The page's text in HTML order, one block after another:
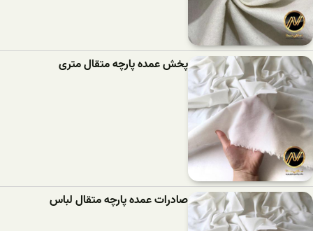
پخش عمده پارچه متقال متری
صادرات عمده پارچه متقال لباس